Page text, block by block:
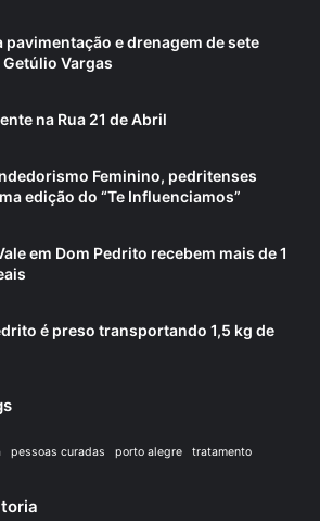
e drenagem de sete
Vargas
na Rua 21 de Abril
Feminino, pedritenses
edição do “Te Influenciamos”
em Dom Pedrito recebem mais de 1
é preso transportando 1,5 kg de
pessoas curadas porto alegre tratamento